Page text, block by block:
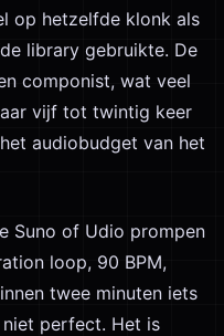
op hetzelfde klonk als
library gebruikte. De
componist, wat veel
vijf tot twintig keer
audiobudget van het
Suno of Udio prompen
loop, 90 BPM,
twee minuten iets
perfect. Het is